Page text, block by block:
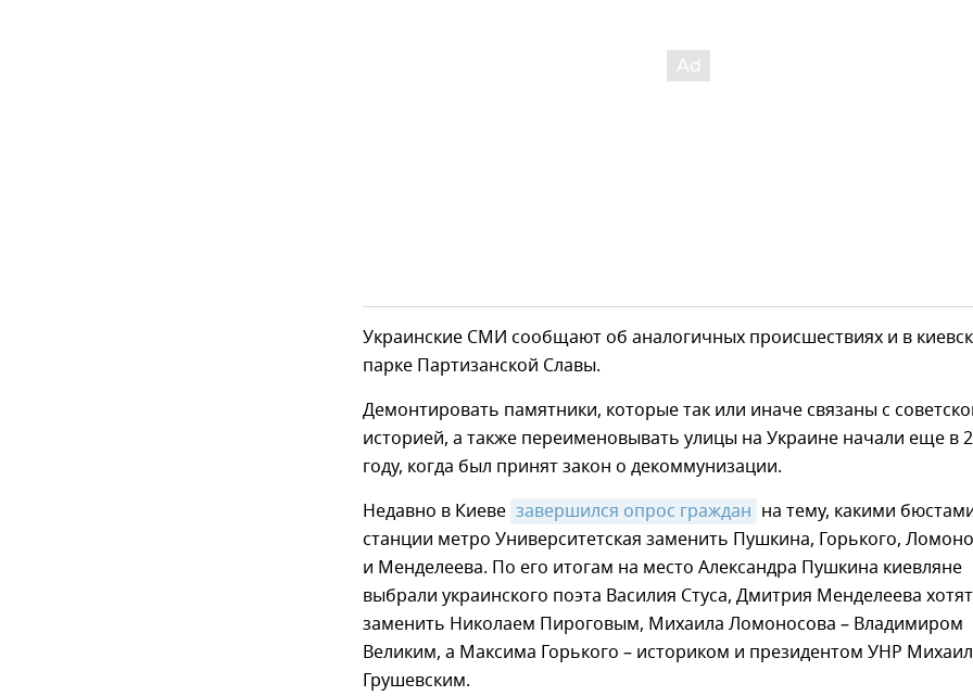
Украинские СМИ сообщают об аналогичных происшествиях и в
парке Партизанской Славы.
Демонтировать памятники, которые так или иначе связаны с
историей, а также переименовывать улицы на Украине начали еще в
году, когда был принят закон о декоммунизации.
Недавно в Киеве завершился опрос граждан на тему, какими
станции метро Университетская заменить Пушкина, Горького,
и Менделеева. По его итогам на место Александра Пушкина киевляне
выбрали украинского поэта Василия Стуса, Дмитрия Менделеева хотят
заменить Николаем Пироговым, Михаила Ломоносова – Владимиром
Великим, а Максима Горького – историком и президентом УНР
Грушевским.